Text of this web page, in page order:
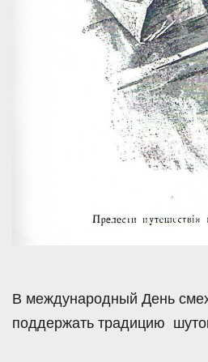
В международный День
поддержать традицию